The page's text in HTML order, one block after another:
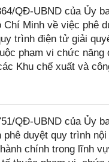
QĐ-UBND của Ủy
Chí Minh về việc phê
trình điện tử giải
phạm vi chức năng
Khu chế xuất và
QĐ-UBND của Ủy
duyệt quy trình nội
chính trong lĩnh